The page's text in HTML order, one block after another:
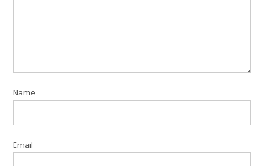
Name
Email